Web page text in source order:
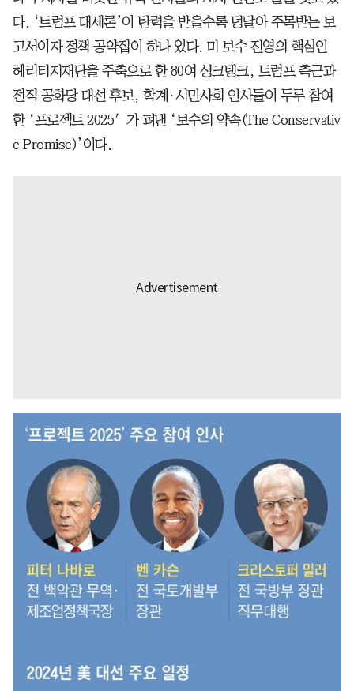
다. ‘트럼프 대세론’이 탄력을 받을수록 덩달아 주목받는 보
고서이자 정책 공약집이 하나 있다. 미 보수 진영의 핵심인
헤리티지재단을 주축으로 한 80여 싱크탱크, 트럼프 측근과
전직 공화당 대선 후보, 학계·시민사회 인사들이 두루 참여
한 ‘프로젝트 2025′가 펴낸 ‘보수의 약속(The Conservativ
e Promise)’이다.